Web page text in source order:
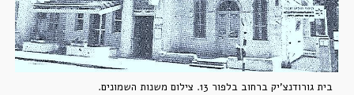
בית גורודנצ'יק ברחוב בלפור 13 . צילום משנות השמונים.